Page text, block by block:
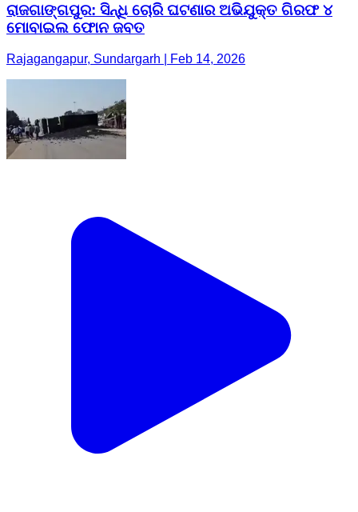
ରାଜଗାଙ୍ଗପୁର: ସିନ୍ଧି ଚୋରି ଘଟଣାର ଅଭିଯୁକ୍ତ ଗିରଫ ୪
ମୋବାଇଲ ଫୋନ ଜବତ
Rajagangapur, Sundargarh | Feb 14, 2026